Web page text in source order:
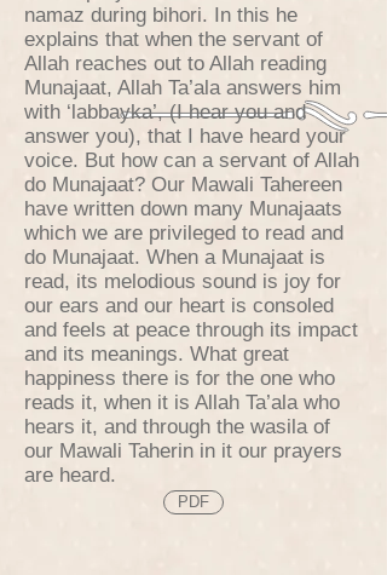
namaz during bihori. In this he
explains that when the servant of
Allah reaches out to Allah reading
Munajaat, Allah Ta’ala answers him
with ‘labbayka’, (I hear you and
answer you), that I have heard your
voice. But how can a servant of Allah
do Munajaat? Our Mawali Tahereen
have written down many Munajaats
which we are privileged to read and
do Munajaat. When a Munajaat is
read, its melodious sound is joy for
our ears and our heart is consoled
and feels at peace through its impact
and its meanings. What great
happiness there is for the one who
reads it, when it is Allah Ta’ala who
hears it, and through the wasila of
our Mawali Taherin in it our prayers
are heard.
PDF